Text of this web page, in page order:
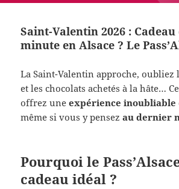
Saint-Valentin 2026 :
minute en Alsace ? Le
La Saint-Valentin approche, oubliez
et les chocolats achetés à la hâte…
offrez uneexpérience inoubliable
même si vous y pensezau dernier
Pourquoi le
cadeau idéal ?